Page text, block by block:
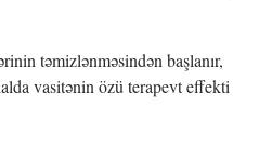
təmizlənməsindən başlanır,
vasitənin özü terapevt effekti